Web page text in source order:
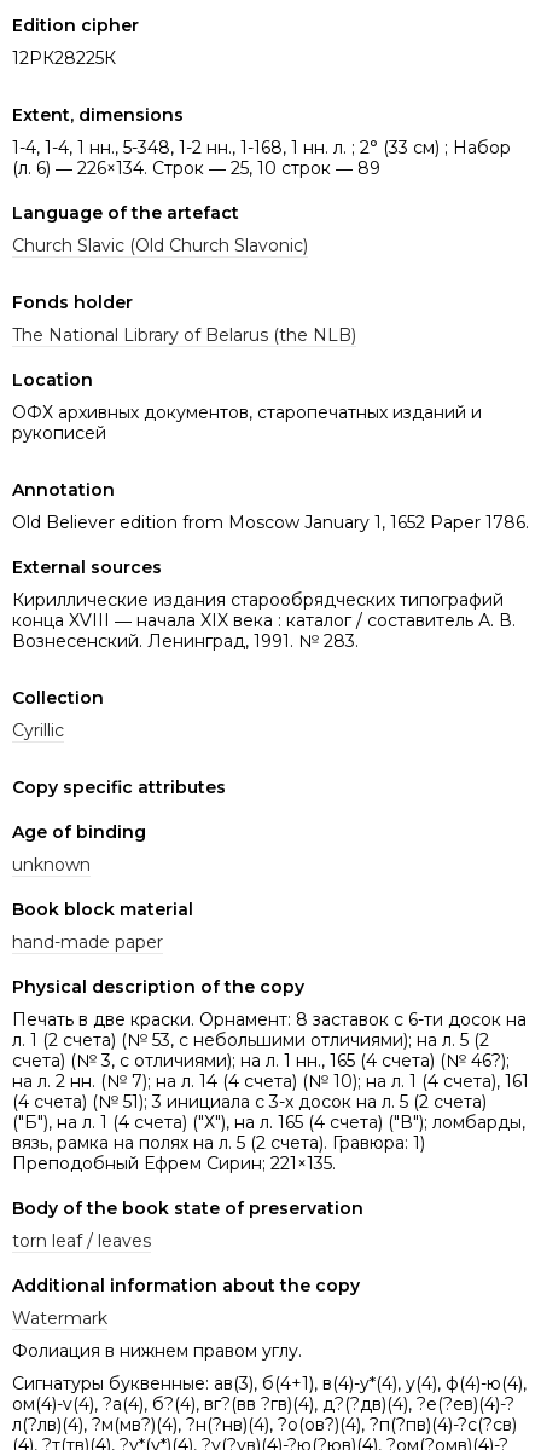
Edition cipher
12РК28225К
Extent, dimensions
1-4, 1-4, 1 нн., 5-348, 1-2 нн., 1-168, 1 нн. л. ; 2° (33 см) ; Набор
(л. 6) ― 226×134. Строк ― 25, 10 строк ― 89
Language of the artefact
Church Slavic (Old Church Slavonic)
Fonds holder
The National Library of Belarus (the NLB)
Location
ОФХ архивных документов, старопечатных изданий и
рукописей
Annotation
Old Believer edition from Moscow January 1, 1652 Paper 1786.
External sources
Кириллические издания старообрядческих типографий
конца XVIII ― начала XIX века : каталог / составитель А. В.
Вознесенский. Ленинград, 1991. № 283.
Collection
Cyrillic
Copy specific attributes
Age of binding
unknown
Book block material
hand-made paper
Physical description of the copy
Печать в две краски. Орнамент: 8 заставок с 6-ти досок на
л. 1 (2 счета) (№ 53, с небольшими отличиями); на л. 5 (2
счета) (№ 3, с отличиями); на л. 1 нн., 165 (4 счета) (№ 46?);
на л. 2 нн. (№ 7); на л. 14 (4 счета) (№ 10); на л. 1 (4 счета), 161
(4 счета) (№ 51); 3 инициала с 3-х досок на л. 5 (2 счета)
("Б"), на л. 1 (4 счета) ("Х"), на л. 165 (4 счета) ("В"); ломбарды,
вязь, рамка на полях на л. 5 (2 счета). Гравюра: 1)
Преподобный Ефрем Сирин; 221×135.
Body of the book state of preservation
torn leaf / leaves
Additional information about the copy
Watermark
Фолиация в нижнем правом углу.
Сигнатуры буквенные: ав(3), б(4+1), в(4)-у*(4), у(4), ф(4)-ю(4),
ом(4)-v(4), ?а(4), б?(4), вг?(вв ?гв)(4), д?(?дв)(4), ?е(?ев)(4)-?
л(?лв)(4), ?м(мв?)(4), ?н(?нв)(4), ?о(ов?)(4), ?п(?пв)(4)-?с(?св)